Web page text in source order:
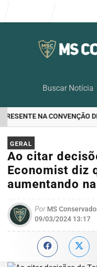
NA CONVENÇÃO DE
EM ALTA
GERAL
Ao citar
Economist diz
aumentando
Por MS
09/03/2024 13:17